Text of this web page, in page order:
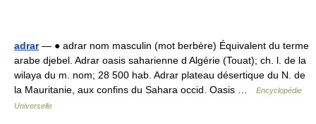
adrar— ● adrar nom masculin (mot berbère) Équivalent du terme
arabe djebel. Adrar oasis saharienne d Algérie (Touat); ch. l. de la
wilaya du m. nom; 28 500 hab. Adrar plateau désertique du N. de
la Mauritanie, aux confins du Sahara occid. Oasis …
Encyclopédie
Universelle